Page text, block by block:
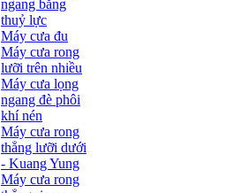
ngang bằng
thuỷ lực
Máy cưa đu
Máy cưa rong
lưỡi trên nhiều
Máy cưa lọng
ngang đè phôi
khí nén
Máy cưa rong
thẳng lưỡi dưới
- Kuang Yung
Máy cưa rong